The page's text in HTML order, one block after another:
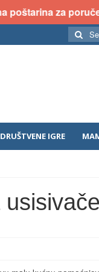
za
Search
for:
DRUŠTVENE IGRE